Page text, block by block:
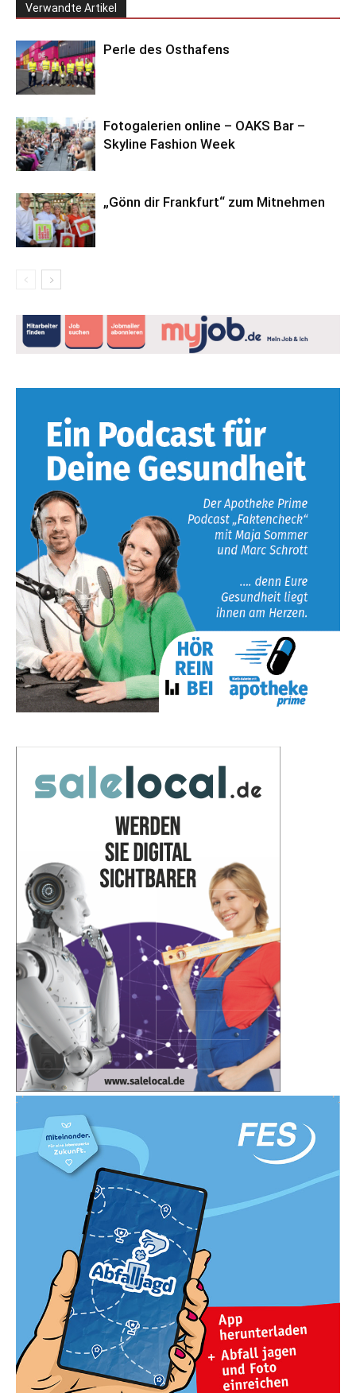
Verwandte Artikel
Perle des Osthafens
Fotogalerien online – OAKS Bar –
Skyline Fashion Week
„Gönn dir Frankfurt“ zum Mitnehmen